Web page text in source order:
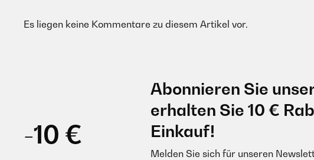
Es liegen keine Kommentare zu diesem Artikel vor.
-10 €
Abonnieren Sie
erhalten Sie 10 €
Einkauf!
Melden Sie sich für unseren